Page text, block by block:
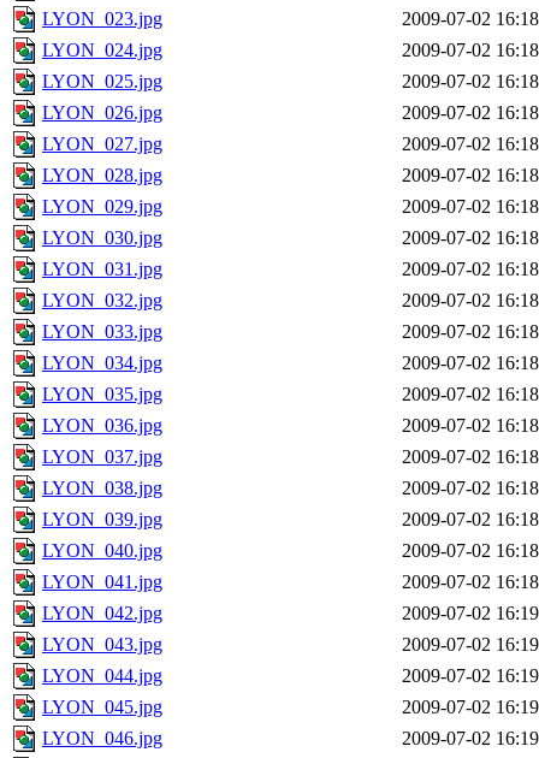
LYON_023.jpg
2009-07-02 16:18
LYON_024.jpg
2009-07-02 16:18
LYON_025.jpg
2009-07-02 16:18
LYON_026.jpg
2009-07-02 16:18
LYON_027.jpg
2009-07-02 16:18
LYON_028.jpg
2009-07-02 16:18
LYON_029.jpg
2009-07-02 16:18
LYON_030.jpg
2009-07-02 16:18
LYON_031.jpg
2009-07-02 16:18
LYON_032.jpg
2009-07-02 16:18
LYON_033.jpg
2009-07-02 16:18
LYON_034.jpg
2009-07-02 16:18
LYON_035.jpg
2009-07-02 16:18
LYON_036.jpg
2009-07-02 16:18
LYON_037.jpg
2009-07-02 16:18
LYON_038.jpg
2009-07-02 16:18
LYON_039.jpg
2009-07-02 16:18
LYON_040.jpg
2009-07-02 16:18
LYON_041.jpg
2009-07-02 16:18
LYON_042.jpg
2009-07-02 16:19
LYON_043.jpg
2009-07-02 16:19
LYON_044.jpg
2009-07-02 16:19
LYON_045.jpg
2009-07-02 16:19
LYON_046.jpg
2009-07-02 16:19